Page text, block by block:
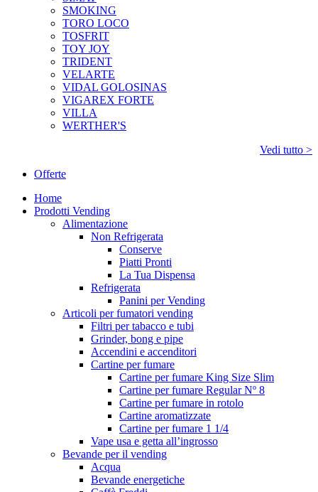
SMOKING
TORO LOCO
TOSFRIT
TOY JOY
TRIDENT
VELARTE
VIDAL GOLOSINAS
VIGAREX FORTE
VILLA
WERTHER'S
Vedi tutto >
Offerte
Home
Prodotti Vending
Alimentazione
Non Refrigerata
Conserve
Piatti Pronti
La Tua Dispensa
Refrigerata
Panini per Vending
Articoli per fumatori vending
Filtri per tabacco e tubi
Grinder, bong e pipe
Accendini e accenditori
Cartine per fumare
Cartine per fumare King Size Slim
Cartine per fumare Regular Nº 8
Cartine per fumare in rotolo
Cartine aromatizzate
Cartine per fumare 1 1/4
Vape usa e getta all’ingrosso
Bevande per il vending
Acqua
Bevande energetiche